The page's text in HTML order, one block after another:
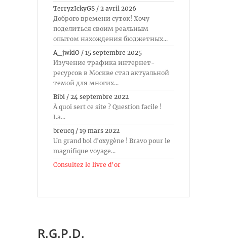
TerryzIckyGS / 2 avril 2026
Доброго времени суток! Хочу
поделиться своим реальным
опытом нахождения бюджетных...
A_jwkiO / 15 septembre 2025
Изучение трафика интернет-
ресурсов в Москве стал актуальной
темой для многих...
Bibi / 24 septembre 2022
À quoi sert ce site ? Question facile !
La...
breucq / 19 mars 2022
Un grand bol d'oxygène ! Bravo pour le
magnifique voyage...
Consultez le livre d’or
R.G.P.D.